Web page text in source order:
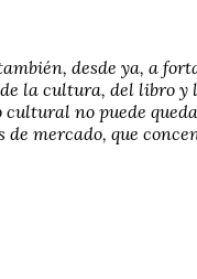
desde ya, a
la cultura, del libro y
cultural no puede
de mercado, que